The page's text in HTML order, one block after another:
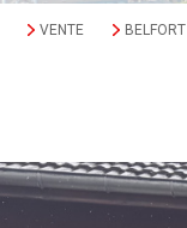
VENTE BELFORT